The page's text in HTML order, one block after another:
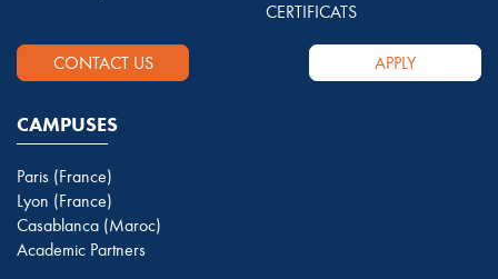
CERTIFICATS
CONTACT US APPLY
CAMPUSES
Paris (France)
Lyon (France)
Casablanca (Maroc)
Academic Partners